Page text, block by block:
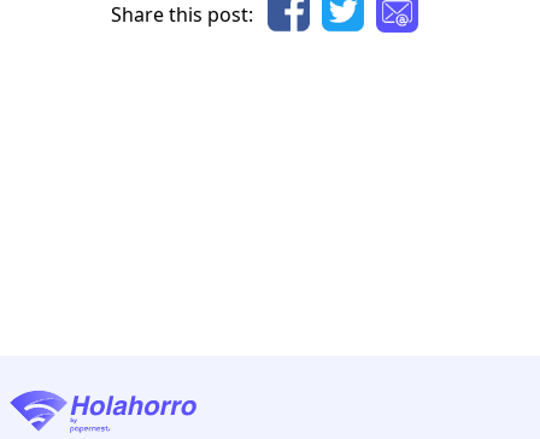
Share this post: